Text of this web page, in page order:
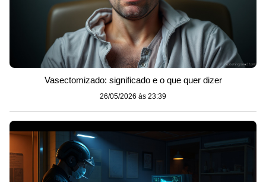
Vasectomizado: significado e o que quer dizer
26/05/2026 às 23:39